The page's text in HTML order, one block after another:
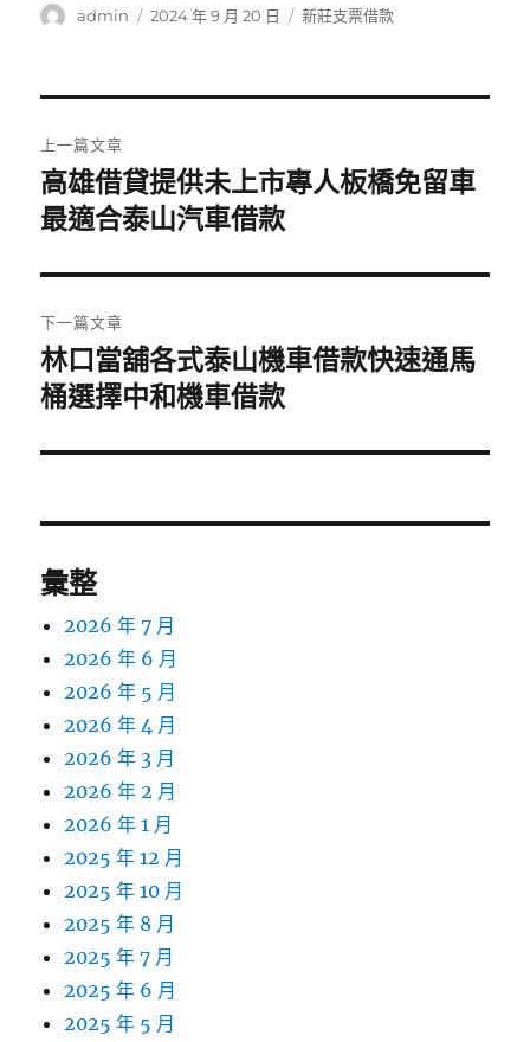
作
admin
發
2024 年 9 月 20 日
分
新莊支票借款
章
導
覽
上一篇文章
上
一
文
章:
高雄借貸提供未上市專人板橋免留車
最適合泰山汽車借款
下一篇文章
下
一
文
林口當舖各式泰山機車借款快速通馬
桶選擇中和機車借款
彙整
2026 年 7 月
2026 年 6 月
2026 年 5 月
2026 年 4 月
2026 年 3 月
2026 年 2 月
2026 年 1 月
2025 年 12 月
2025 年 10 月
2025 年 8 月
2025 年 7 月
2025 年 6 月
2025 年 5 月